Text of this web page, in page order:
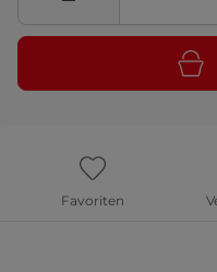
Favoriten